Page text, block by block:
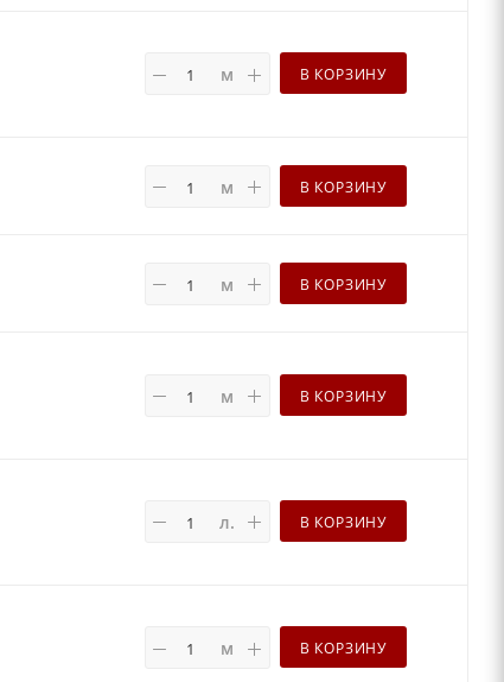
м В КОРЗИНУ
м В КОРЗИНУ
м В КОРЗИНУ
м В КОРЗИНУ
л. В КОРЗИНУ
м В КОРЗИНУ